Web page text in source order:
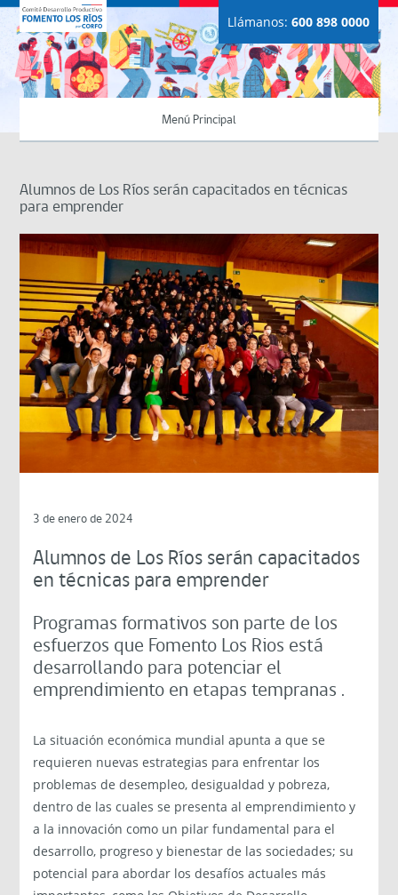
Llámanos: 600 898 0000
Menú Principal
Alumnos de Los Ríos serán capacitados en técnicas
para emprender
3 de enero de 2024
Alumnos de Los Ríos serán capacitados
en técnicas para emprender
Programas formativos son parte de los
esfuerzos que Fomento Los Rios está
desarrollando para potenciar el
emprendimiento en etapas tempranas .
La situación económica mundial apunta a que se
requieren nuevas estrategias para enfrentar los
problemas de desempleo, desigualdad y pobreza,
dentro de las cuales se presenta al emprendimiento y
a la innovación como un pilar fundamental para el
desarrollo, progreso y bienestar de las sociedades; su
potencial para abordar los desafíos actuales más